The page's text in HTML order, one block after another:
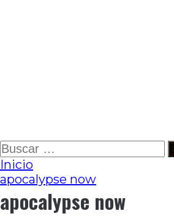
Ir
al
contenido
Buscar:
Inicio
apocalypse now
apocalypse now